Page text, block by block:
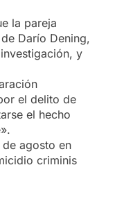
la pareja
Darío Dening,
y
el delito de
el hecho
agosto en
criminis